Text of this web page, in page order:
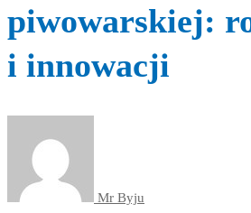
piwowarskiej:
i innowacji
Mr Byju